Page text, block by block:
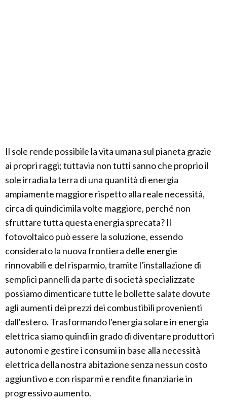
Il sole rende possibile la vita umana sul pianeta grazie
ai propri raggi; tuttavia non tutti sanno che proprio il
sole irradia la terra di una quantità di energia
ampiamente maggiore rispetto alla reale necessità,
circa di quindicimila volte maggiore, perché non
sfruttare tutta questa energia sprecata? Il
fotovoltaico può essere la soluzione, essendo
considerato la nuova frontiera delle energie
rinnovabili e del risparmio, tramite l'installazione di
semplici pannelli da parte di società specializzate
possiamo dimenticare tutte le bollette salate dovute
agli aumenti dei prezzi dei combustibili provenienti
dall'estero. Trasformando l'energia solare in energia
elettrica siamo quindi in grado di diventare produttori
autonomi e gestire i consumi in base alla necessità
elettrica della nostra abitazione senza nessun costo
aggiuntivo e con risparmi e rendite finanziarie in
progressivo aumento.